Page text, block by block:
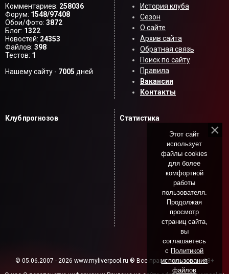
Комментариев: 258036
Форум: 1548/97408
Обои/Фото: 3872
Блог: 1322
Новостей: 24353
Файлов: 398
Тестов: 1
Нашему сайту - 7005 дней
История клуба
Сезон
О сайте
Архив сайта
Обратная связь
Поиск по сайту
Правила
Вакансии
Контакты
Клуб прогнозов Статистика
© 05.06.2007 - 2026 www.myliverpool.ru ® Все права защищены. 18+
Этот сайт
использует
файлы cookies
для более
комфортной
работы
пользователя.
Продолжая
просмотр
страниц сайта,
вы
соглашаетесь
с Политикой
использования
файлов